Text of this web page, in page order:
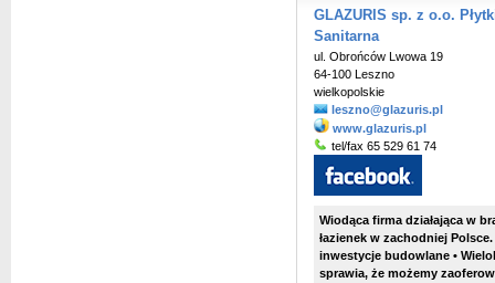
GLAZURIS sp. z o.o.
Sanitarna
ul. Obrońców Lwowa 19
64-100 Leszno
wielkopolskie
leszno@glazuris.pl
www.glazuris.pl
tel/fax 65 529 61 74
Wiodąca firma działająca w
łazienek w zachodniej
inwestycje budowlane •
sprawia, że możemy